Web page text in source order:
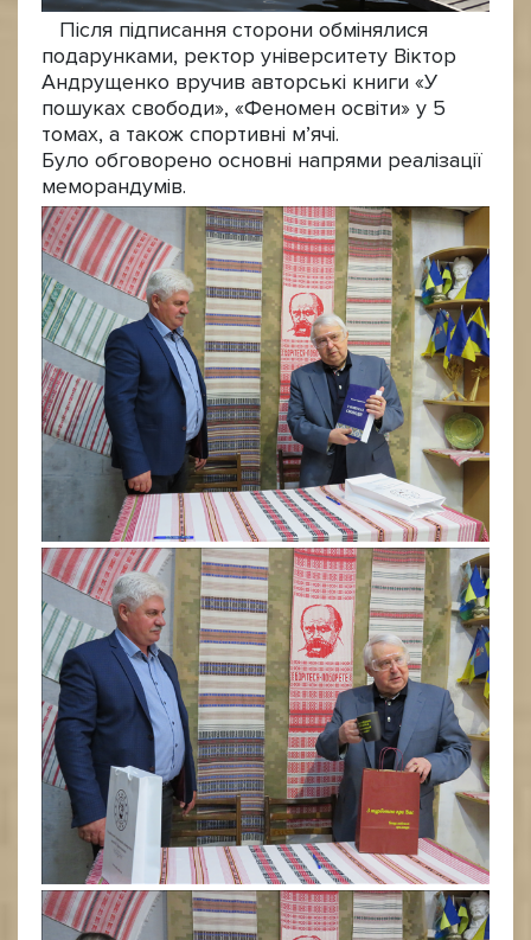
Після підписання сторони обмінялися
подарунками, ректор університету Віктор
Андрущенко вручив авторські книги «У
пошуках свободи», «Феномен освіти» у 5
томах, а також спортивні м’ячі.
Було обговорено основні напрями реалізації
меморандумів.